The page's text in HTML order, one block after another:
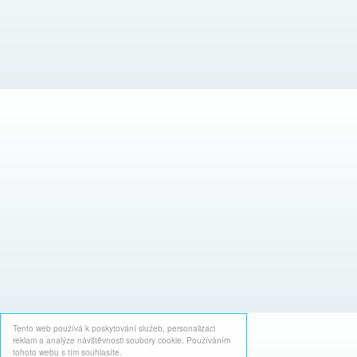
Tento web používá k poskytování služeb, personalizaci
reklam a analýze návštěvnosti soubory cookie. Používáním
tohoto webu s tím souhlasíte.